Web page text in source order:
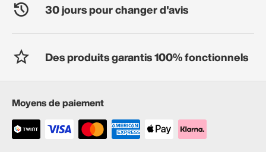
30 jours pour changer d'avis
Des produits garantis 100% fonctionnels
Moyens de paiement